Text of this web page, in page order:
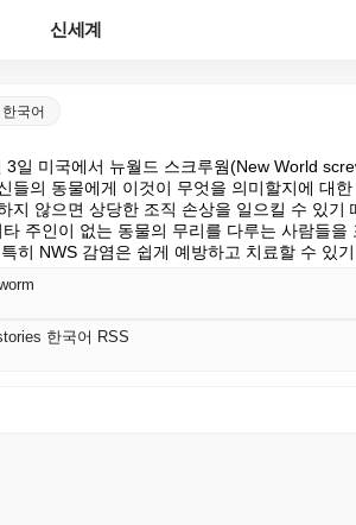
신세계
국어
일 미국에서 뉴월드 스크루웜(New World
들의 동물에게 이것이 무엇을 의미할지에 대
지 않으면 상당한 조직 손상을 일으킬 수 있기
주인이 없는 동물의 무리를 다루는 사람들을
히 NWS 감염은 쉽게 예방하고 치료할 수 있기
한국어 RSS